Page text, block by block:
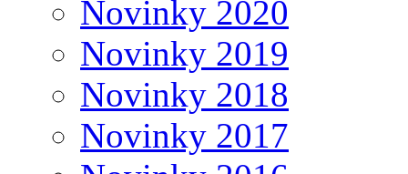
Novinky 2020
Novinky 2019
Novinky 2018
Novinky 2017